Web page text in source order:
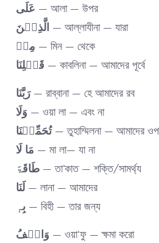
عَلَی — আলা — উপর
الَّذِیۡنَ — আল্লাযীনা — যারা
مِنۡ — মিন — থেকে
قَبۡلِنَا — কাবলিনা — আমাদের পূর্বে
رَبَّنَا— রাব্বানা — হে আমাদের রব
وَلَا — ওয়া লা — এবং না
تُحَمِّلۡنَا— তুহাম্মিলনা — আমাদের
مَا لَا
— মা লা— যা না
طَاقَۃَ— তা’কাত — শক্তি/সামর্থ্য
لَنَا— লানা — আমাদের
بِہٖ— বিহী — তার জন্য
وَاعۡفُ — ওয়া‘ফু — ক্ষমা করো